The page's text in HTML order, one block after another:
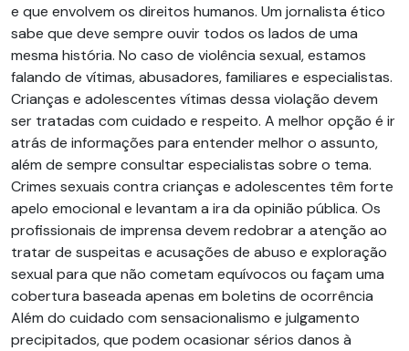
e que envolvem os direitos humanos. Um jornalista ético
sabe que deve sempre ouvir todos os lados de uma
mesma história. No caso de violência sexual, estamos
falando de vítimas, abusadores, familiares e especialistas.
Crianças e adolescentes vítimas dessa violação devem
ser tratadas com cuidado e respeito. A melhor opção é ir
atrás de informações para entender melhor o assunto,
além de sempre consultar especialistas sobre o tema.
Crimes sexuais contra crianças e adolescentes têm forte
apelo emocional e levantam a ira da opinião pública. Os
profissionais de imprensa devem redobrar a atenção ao
tratar de suspeitas e acusações de abuso e exploração
sexual para que não cometam equívocos ou façam uma
cobertura baseada apenas em boletins de ocorrência
Além do cuidado com sensacionalismo e julgamento
precipitados, que podem ocasionar sérios danos à